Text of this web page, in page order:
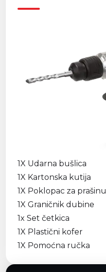
1X Udarna bušlica
1X Kartonska kutija
1X Poklopac za prašinu
1X Graničnik dubine
1x Set četkica
1X Plastični kofer
1X Pomoćna ručka